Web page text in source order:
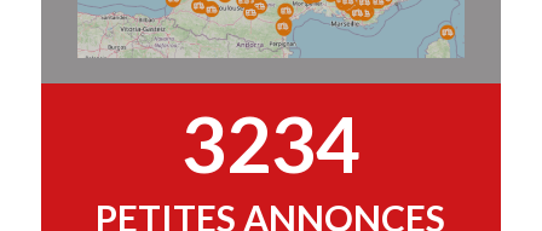
3234
PETITES ANNONCES